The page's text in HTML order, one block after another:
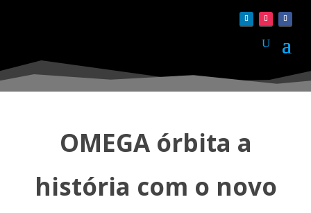
OMEGA órbita a
história com o novo